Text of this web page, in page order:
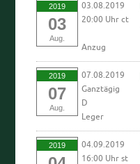
2019
03
Aug.
03.08.2019
20:00 Uhr ct
Anzug
2019
07
Aug.
07.08.2019
Ganztägig
D
Leger
2019
04.09.2019
16:00 Uhr st